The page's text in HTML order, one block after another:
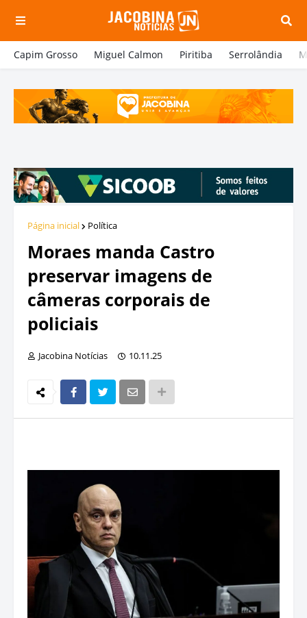
Capim Grosso Miguel Calmon Piritiba Serrolândia
Página inicial Política
Moraes manda Castro
preservar imagens de
câmeras corporais de
policiais
Jacobina Notícias 10.11.25